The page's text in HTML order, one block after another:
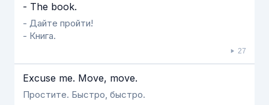
- The book.
- Дайте пройти!
- Книга.
27
Excuse me. Move, move.
Простите. Быстро, быстро.